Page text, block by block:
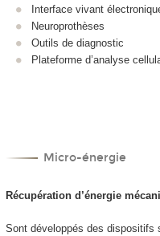
Interface vivant
Neuroprothèses
Outils de diagnostic
Plateforme d’analyse
Micro-énergie
Récupération d’énergie
Sont développés des dispositifs